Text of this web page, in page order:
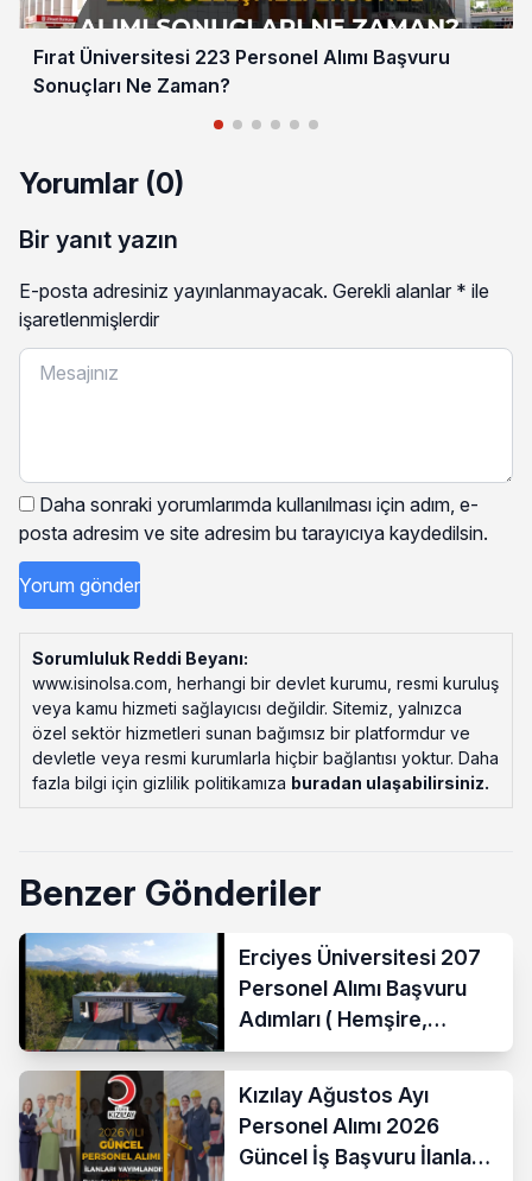
Fırat Üniversitesi 223 Personel Alımı Başvuru
Sonuçları Ne Zaman?
Yorumlar (0)
Bir yanıt yazın
E-posta adresiniz yayınlanmayacak. Gerekli alanlar * ile
işaretlenmişlerdir
Daha sonraki yorumlarımda kullanılması için adım, e-
posta adresim ve site adresim bu tarayıcıya kaydedilsin.
Sorumluluk Reddi Beyanı:
www.isinolsa.com, herhangi bir devlet kurumu, resmi kuruluş
veya kamu hizmeti sağlayıcısı değildir. Sitemiz, yalnızca
özel sektör hizmetleri sunan bağımsız bir platformdur ve
devletle veya resmi kurumlarla hiçbir bağlantısı yoktur. Daha
fazla bilgi için gizlilik politikamıza buradan ulaşabilirsiniz.
Benzer Gönderiler
Erciyes Üniversitesi 207
Personel Alımı Başvuru
Adımları ( Hemşire,
Temizlik Personeli )
Kızılay Ağustos Ayı
Personel Alımı 2026
Güncel İş Başvuru İlanları